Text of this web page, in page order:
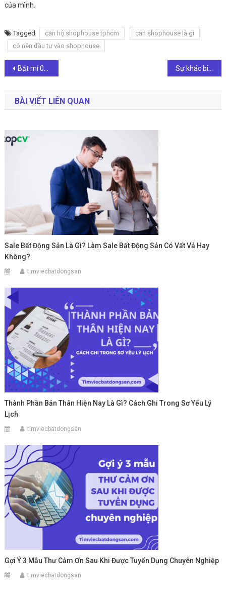
của mình.
Tagged căn hộ shophouse tphcm
căn shophouse là gì
có nên đầu tư vào shophouse
Điều
hướng
bài
viết
Bật mí 05 bí quyết môi giới nhà đất thành công nhất
BÀI VIẾT LIÊN QUAN
Sale Bất Động Sản Là Gì? Làm Sale Bất Động Sản Có Vất Vả Hay
Không?
timviecbatdongsan
Thành Phần Bản Thân Hiện Nay Là Gì? Cách Ghi Trong Sơ Yếu Lý
Lịch
timviecbatdongsan
Gợi Ý 3 Mẫu Thư Cảm Ơn Sau Khi Được Tuyển Dụng Chuyên Nghiệp
timviecbatdongsan